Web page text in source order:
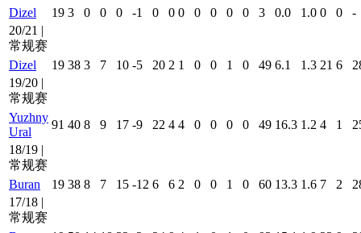
Dizel 19 3 0 0 0 -1 0 0 0 0 0 0 0 3 0.0 1.0 0 0
-
20/21 |
常规赛
Dizel
19 38 3 7 10 -5 20 2 1 0 0 1 0 49 6.1 1.3 21 6
19/20 |
常规赛
Yuzhny
Ural
91 40 8 9 17 -9 22 4 4 0 0 0 0 49 16.3 1.2 4 1
18/19 |
常规赛
Buran
19 38 8 7 15 -12 6 6 2 0 0 1 0 60 13.3 1.6 7 2
17/18 |
常规赛